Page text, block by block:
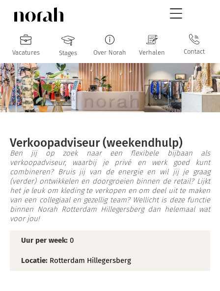
Vacatures Stages Over Norah Verhalen Contact
Verkoopadviseur (weekendhulp)
Ben jij op zoek naar een flexibele bijbaan als
verkoopadviseur, waarbij je privé en werk goed kunt
combineren? Bruis jij van de energie en wil jij je graag
(verder) ontwikkelen en doorgroeien binnen de retail? Lijkt
het je leuk om kleding te verkopen en om deel uit te maken
van een collegiaal en gezellig team? Wellicht is deze functie
binnen Norah Rotterdam Hillegersberg dan helemaal wat
voor jou!
Uur per week: 0
Locatie: Rotterdam Hillegersberg